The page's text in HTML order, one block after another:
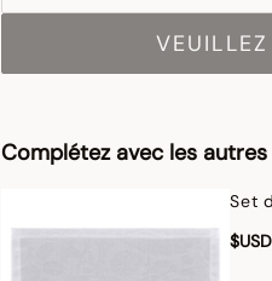
Complétez avec les
Set